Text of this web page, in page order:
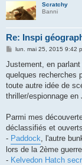
Scratchy
Banni
Re: Inspi
M
s
a
g
lun. mai 25, 2015 9:42
Justement, en
quelques recherches
toute autre idée de
thriller/espionnage en
Parmi mes
déclassifiés et
- Paddock , l'autre
lors de la 2ème
- Kelvedon Hatch